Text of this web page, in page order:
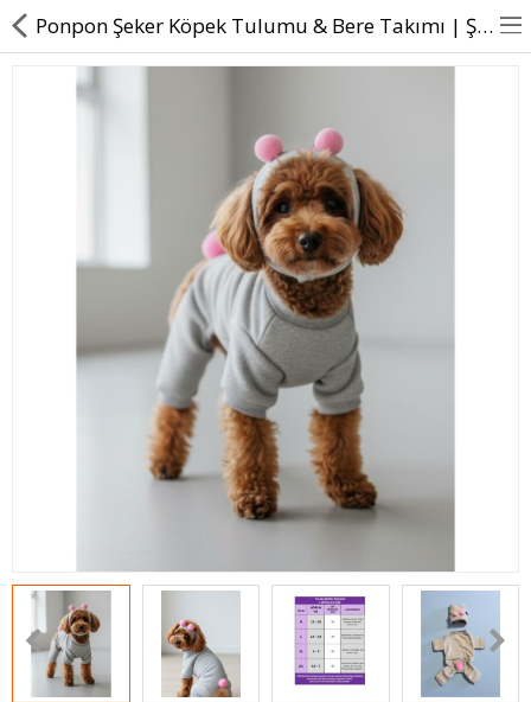
KEDİLER İÇİN
A. Listem (0)
Ponpon Şeker Köpek Tulumu & Bere Takımı | Şardonlu Polar Kumaş | Küçük Irk Köpekler İçin | Tüy Dökülmesini Azaltır